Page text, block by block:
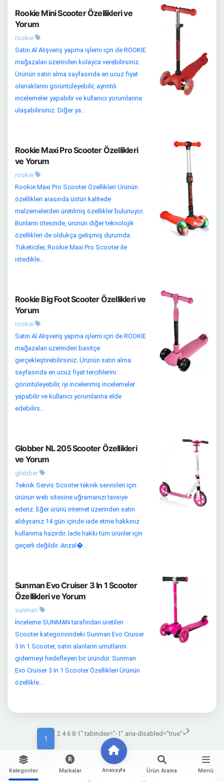
Kategoriler Markalar Anasayfa Ürün Arama Menü
Rookie Mini Scooter Özellikleri ve
Yorum
rookie
Satın Al Alışveriş yapma işlemi için de ROOKIE
mağazaları üzerinden kolayca verebilirsiniz.
Ürünün satın alma sayfasında en ucuz fiyat
olanaklarını görüntüleyebilir, ayrıntılı
incelemeler yapabilir ve kullanıcı yorumlarına
ulaşabilirsiniz. Diğer ya...
Rookie Maxi Pro Scooter Özellikleri
ve Yorum
rookie
Rookie Maxi Pro Scooter Özellikleri Ürünün
özellikleri arasında üstün kalitede
malzemelerden üretilmiş özellikler bulunuyor.
Bunların ötesinde, ürünün diğer teknolojik
özellikleri de oldukça gelişmiş durumda.
Tüketiciler, Rookie Maxi Pro Scooter ile
istedikle...
Rookie Big Foot Scooter Özellikleri ve
Yorum
rookie
Satın Al Alışveriş yapma işlemi için de ROOKIE
mağazaları üzerinden basitçe
gerçekleştirebilirsiniz. Ürünün satın alma
sayfasında en ucuz fiyat tercihlerini
görüntüleyebilir, iyi incelenmiş incelemeler
yapabilir ve kullanıcı yorumlarına elde
edebilirs...
Globber NL 205 Scooter Özellikleri
ve Yorum
globber
Teknik Servis Scooter teknik servisleri için
ürünün web sitesine uğramanızı tavsiye
ederiz. Eğer ürünü internet üzerinden satın
aldıysanız 14 gün içinde iade etme hakkınız
kullanıma hazırdır. İade hakkı tüm ürünler için
geçerli değildir. Arızal�...
Sunman Evo Cruiser 3 In 1 Scooter
Özellikleri ve Yorum
sunman
İnceleme SUNMAN tarafından üretilen
Scooter kategorisindeki Sunman Evo Cruiser
3 In 1 Scooter, satın alanların umutlarını
gidermeyi hedefleyen bir üründür. Sunman
Evo Cruiser 3 In 1 Scooter Özellikleri Ürünün
özellikle...
1
2 4 6 8 1" tabindex="-1" aria-disabled="true">